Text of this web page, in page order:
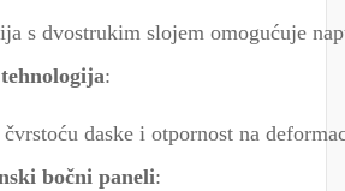
s dvostrukim slojem omogućuje
:
daske i otpornost na
bočni paneli: